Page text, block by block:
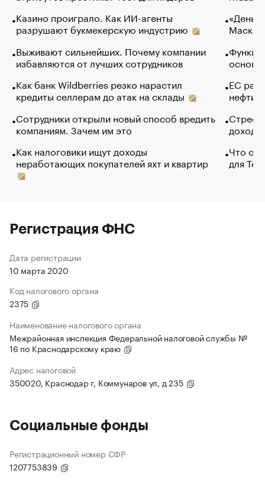
Казино проиграло. Как ИИ-агенты
разрушают букмекерскую индустрию
Выживают сильнейших. Почему компании
избавляются от лучших сотрудников
Как банк Wildberries резко нарастил
кредиты селлерам до атак на склады
Сотрудники открыли новый способ вредить
компаниям. Зачем им это
Как налоговики ищут доходы
неработающих покупателей яхт и квартир
Маск в
основ
ЕС
нефти
Что
для
Регистрация ФНС
Дата регистрации
10 марта 2020
Код налогового органа
2375
Наименование налогового органа
Межрайонная инспекция Федеральной налоговой службы №
16 по Краснодарскому краю
Адрес налоговой
350020, Краснодар г, Коммунаров ул, д 235
Социальные фонды
Регистрационный номер СФР
1207753839